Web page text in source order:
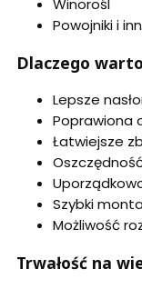
Winorośl
Powojniki i
Dlaczego
Lepsze
Poprawiona
Łatwiejsze
Szybki
Możliwość
Trwałość na